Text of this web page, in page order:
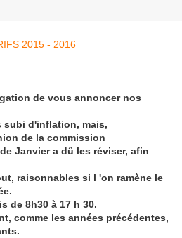
de vous annoncer nos
subi d'inflation, mais,
de la commission
Janvier a dû les réviser, afin
raisonnables si l 'on ramène le
de 8h30 à 17 h 30.
comme les années précédentes,